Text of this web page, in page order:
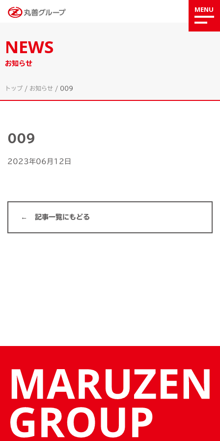
MENU
NEWS
お知らせ
トップ / お知らせ / 009
009
2023年06月12日
記事一覧にもどる